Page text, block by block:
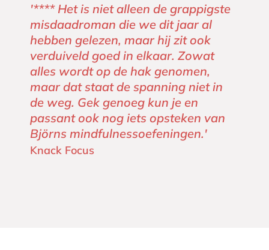
'**** Het is niet alleen de grappigste
misdaadroman die we dit jaar al
hebben gelezen, maar hij zit ook
verduiveld goed in elkaar. Zowat
alles wordt op de hak genomen,
maar dat staat de spanning niet in
de weg. Gek genoeg kun je en
passant ook nog iets opsteken van
Björns mindfulnessoefeningen.'
Knack Focus